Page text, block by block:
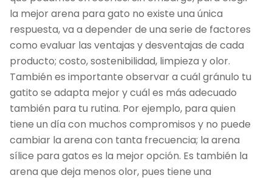
la mejor arena para gato no existe una única
respuesta, va a depender de una serie de factores
como evaluar las ventajas y desventajas de cada
producto; costo, sostenibilidad, limpieza y olor.
También es importante observar a cuál gránulo tu
gatito se adapta mejor y cuál es más adecuado
también para tu rutina. Por ejemplo, para quien
tiene un día con muchos compromisos y no puede
cambiar la arena con tanta frecuencia; la arena
sílice para gatos es la mejor opción. Es también la
arena que deja menos olor, pues tiene una